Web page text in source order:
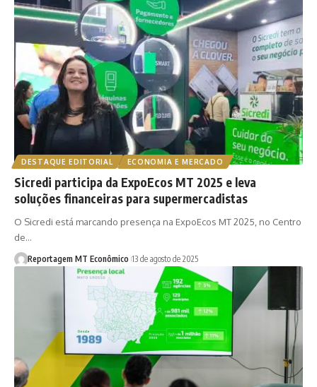
DESTAQUE EDITORIAL ECONOMIA E MERCADO
Sicredi participa da ExpoEcos MT 2025 e leva
soluções financeiras para supermercadistas
O Sicredi está marcando presença na ExpoEcos MT 2025, no Centro
de…
Reportagem MT Econômico 13 de agosto de 2025